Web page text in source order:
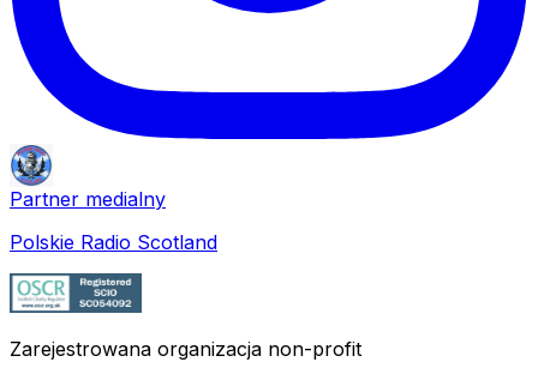
Partner medialny
Polskie Radio Scotland
Zarejestrowana organizacja non-profit